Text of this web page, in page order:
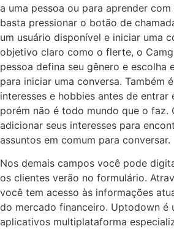
a uma pessoa ou para aprender com
basta pressionar o botão de
um usuário disponível e iniciar uma
objetivo claro como o flerte, o
pessoa defina seu gênero e escolha
para iniciar uma conversa. Também
interesses e hobbies antes de entrar
porém não é todo mundo que o faz.
adicionar seus interesses para
assuntos em comum para conversar.
Nos demais campos você pode
os clientes verão no formulário.
você tem acesso às informações
do mercado financeiro. Uptodown é
aplicativos multiplataforma